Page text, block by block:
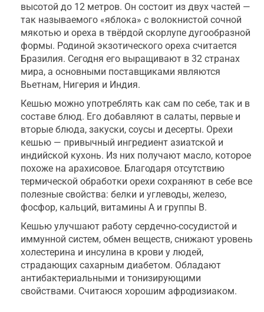
высотой до 12 метров. Он состоит из двух частей —
так называемого «яблока» с волокнистой сочной
мякотью и ореха в твёрдой скорлупе дугообразной
формы. Родиной экзотического ореха считается
Бразилия. Сегодня его выращивают в 32 странах
мира, а основными поставщиками являются
Вьетнам, Нигерия и Индия.
Кешью можно употреблять как сам по себе, так и в
составе блюд. Его добавляют в салаты, первые и
вторые блюда, закуски, соусы и десерты. Орехи
кешью — привычный ингредиент азиатской и
индийской кухонь. Из них получают масло, которое
похоже на арахисовое. Благодаря отсутствию
термической обработки орехи сохраняют в себе все
полезные свойства: белки и углеводы, железо,
фосфор, кальций, витамины А и группы В.
Кешью улучшают работу сердечно-сосудистой и
иммунной систем, обмен веществ, снижают уровень
холестерина и инсулина в крови у людей,
страдающих сахарным диабетом. Обладают
антибактериальными и тонизирующими
свойствами. Считаюся хорошим афродизиаком.